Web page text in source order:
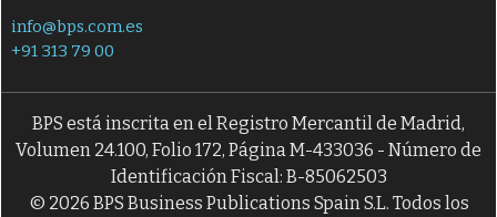
info@bps.com.es
+91 313 79 00
BPS está inscrita en el Registro Mercantil de Madrid,
Volumen 24.100, Folio 172, Página M-433036 - Número de
Identificación Fiscal: B-85062503
© 2026 BPS Business Publications Spain S.L. Todos los